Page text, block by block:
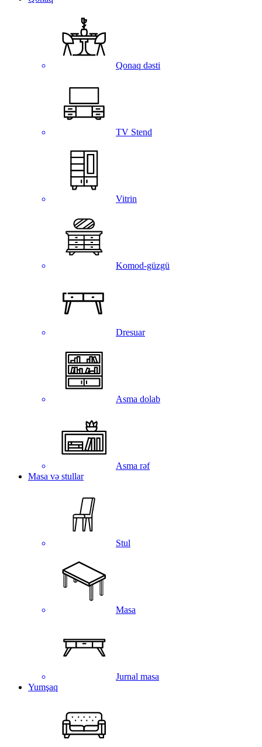
Qonaq dəsti
TV Stend
Vitrin
Komod-güzgü
Dresuar
Asma dolab
Asma rəf
Masa və stullar
Stul
Masa
Jurnal masa
Yumşaq